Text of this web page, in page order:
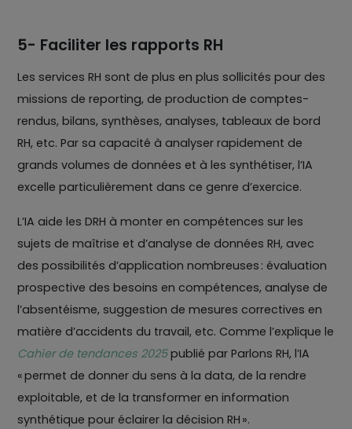
5- Faciliter les rapports RH
Les services RH sont de plus en plus sollicités pour des
missions de reporting, de production de comptes-
rendus, bilans, synthèses, analyses, tableaux de bord
RH, etc. Par sa capacité à analyser rapidement de
grands volumes de données et à les synthétiser, l’IA
excelle particulièrement dans ce genre d’exercice.
L’IA aide les DRH à monter en compétences sur les
sujets de maîtrise et d’analyse de données RH, avec
des possibilités d’application nombreuses : évaluation
prospective des besoins en compétences, analyse de
l’absentéisme, suggestion de mesures correctives en
matière d’accidents du travail, etc. Comme l’explique le
Cahier de tendances 2025publié par Parlons RH, l’IA
« permet de donner du sens à la data, de la rendre
exploitable, et de la transformer en information
synthétique pour éclairer la décision RH ».